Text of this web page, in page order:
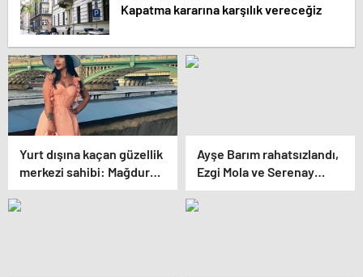
Kapatma kararına karşılık vereceğiz
Yurt dışına kaçan güzellik
merkezi sahibi: Mağdur
oldum
Ayşe Barım rahatsızlandı,
Ezgi Mola ve Serenay
Sarıkaya isyan etti